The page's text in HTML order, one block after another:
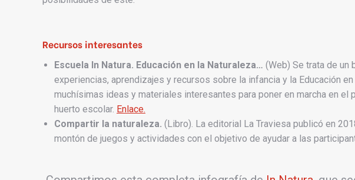
Recursos interesantes
Escuela In Natura. Educación en la Naturaleza… (Web) Se trata de
experiencias, aprendizajes y recursos sobre la infancia y la Educación
muchísimas ideas y materiales interesantes para poner en marcha en
huerto escolar. Enlace.
Compartir la naturaleza. (Libro). La editorial La Traviesa publicó en
montón de juegos y actividades con el objetivo de ayudar a las